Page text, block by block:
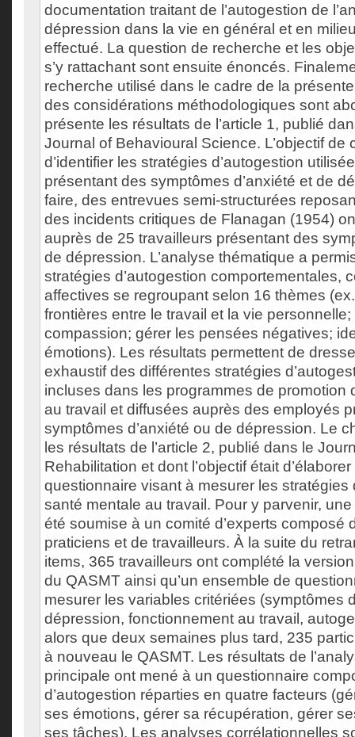
documentation traitant de l’autogestion de
dépression dans la vie en général et en
effectué. La question de recherche et les
s’y rattachant sont ensuite énoncés.
recherche utilisé dans le cadre de la
des considérations méthodologiques sont
présente les résultats de l’article 1, publié
Journal of Behavioural Science. L’objectif de
d’identifier les stratégies d’autogestion
présentant des symptômes d’anxiété et de
faire, des entrevues semi-structurées
des incidents critiques de Flanagan (1954)
auprès de 25 travailleurs présentant des
de dépression. L’analyse thématique a
stratégies d’autogestion comportementales,
affectives se regroupant selon 16 thèmes
frontières entre le travail et la vie personnelle;
compassion; gérer les pensées négatives;
émotions). Les résultats permettent de
exhaustif des différentes stratégies
incluses dans les programmes de promotion
au travail et diffusées auprès des employés
symptômes d’anxiété ou de dépression. Le
les résultats de l’article 2, publié dans le
Rehabilitation et dont l’objectif était
questionnaire visant à mesurer les stratégies
santé mentale au travail. Pour y parvenir,
été soumise à un comité d’experts composé
praticiens et de travailleurs. À la suite du
items, 365 travailleurs ont complété la
du QASMT ainsi qu’un ensemble de
mesurer les variables critériées (symptômes
dépression, fonctionnement au travail,
alors que deux semaines plus tard, 235
à nouveau le QASMT. Les résultats de
principale ont mené à un questionnaire
d’autogestion réparties en quatre facteurs
ses émotions, gérer sa récupération, gérer
ses tâches). Les analyses corrélationnelles